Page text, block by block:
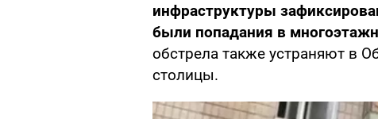
инфраструктуры
были попадания в
обстрела также устраняют в
столицы.